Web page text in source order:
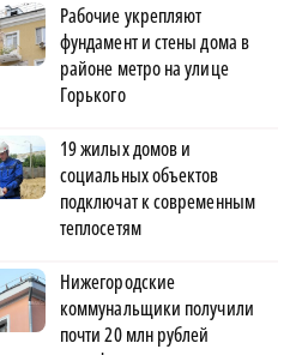
Рабочие укрепляют
фундамент и стены дома в
районе метро на улице
Горького
19 жилых домов и
социальных объектов
подключат к современным
теплосетям
Нижегородские
коммунальщики получили
почти 20 млн рублей